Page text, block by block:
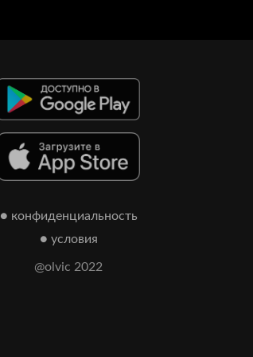
● конфиденциальность
● условия
@olvic 2022